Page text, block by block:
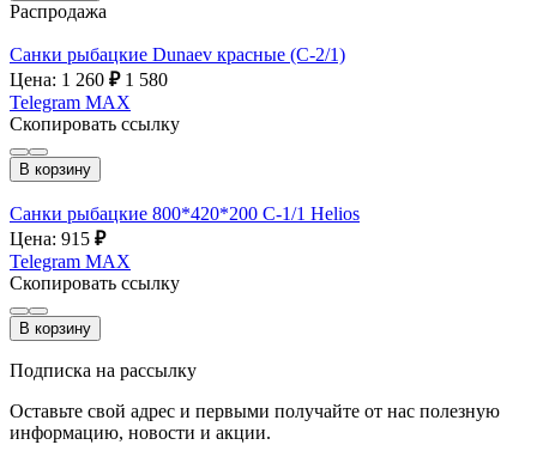
Распродажа
Санки рыбацкие Dunaev красные (С-2/1)
Цена: 1 260 ₽ 1 580
Telegram MAX
Скопировать ссылку
В корзину
Санки рыбацкие 800*420*200 С-1/1 Helios
Цена: 915 ₽
Telegram MAX
Скопировать ссылку
В корзину
Подписка на рассылку
Оставьте свой адрес и первыми получайте от нас полезную
информацию, новости и акции.